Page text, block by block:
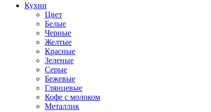
Кухни
Цвет
Белые
Черные
Желтые
Красные
Зеленые
Серые
Бежевые
Глянцевые
Кофе с молоком
Металлик